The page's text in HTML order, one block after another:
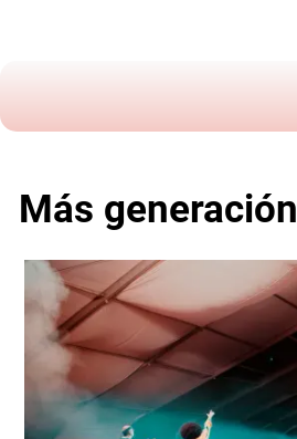
Más generación